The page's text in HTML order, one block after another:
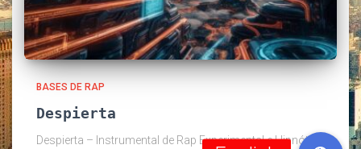
BASES DE RAP
Despierta
Despierta – Instrumental de Rap Experimental e Hipnótica